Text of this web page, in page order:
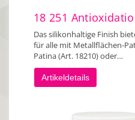
18 251
Das silikonhaltige Finish
für alle mit Metallflächen-
Patina (Art. 18210) oder…
Artikeldetails